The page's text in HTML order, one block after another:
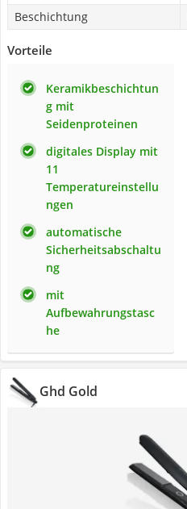
Beschichtung
Vorteile
Keramikbeschichtun
g mit
Seidenproteinen
digitales Display mit
11
Temperatureinstellu
ngen
automatische
Sicherheitsabschaltu
ng
mit
Aufbewahrungstasc
he
Ghd Gold